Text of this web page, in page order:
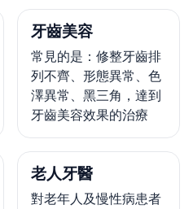
牙齒美容
常見的是：修整牙齒排
列不齊、形態異常、色
澤異常、黑三角，達到
牙齒美容效果的治療
老人牙醫
對老年人及慢性病患者